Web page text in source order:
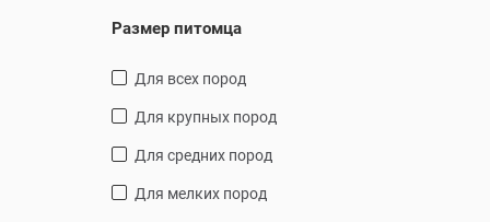
Размер питомца
для всех пород
для крупных пород
для средних пород
для мелких пород